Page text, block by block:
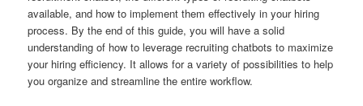
available, and how to implement them effectively in your hiring
process. By the end of this guide, you will have a solid
understanding of how to leverage recruiting chatbots to maximize
your hiring efficiency. It allows for a variety of possibilities to help
you organize and streamline the entire workflow.